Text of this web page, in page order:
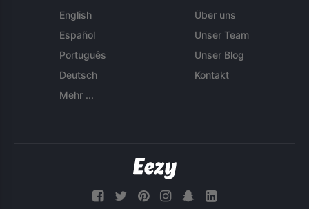
English
Español
Português
Deutsch
Mehr ...
Über uns
Unser Team
Unser Blog
Kontakt